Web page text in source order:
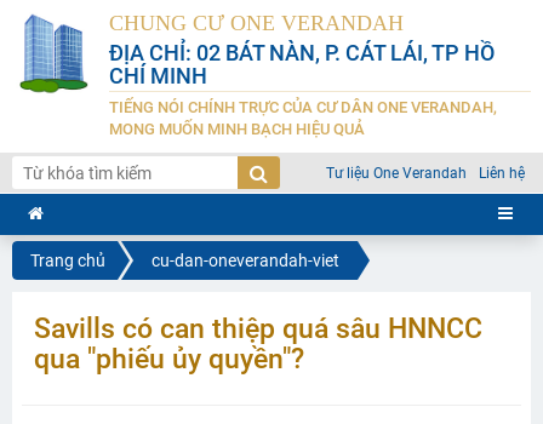
CHUNG CƯ ONE VERANDAH
ĐỊA CHỈ: 02 BÁT NÀN, P. CÁT LÁI, TP HỒ
CHÍ MINH
TIẾNG NÓI CHÍNH TRỰC CỦA CƯ DÂN ONE VERANDAH,
MONG MUỐN MINH BẠCH HIỆU QUẢ
Tư liệu One Verandah Liên hệ
Trang chủ cu-dan-oneverandah-viet
Savills có can thiệp quá sâu HNNCC
qua "phiếu ủy quyền"?